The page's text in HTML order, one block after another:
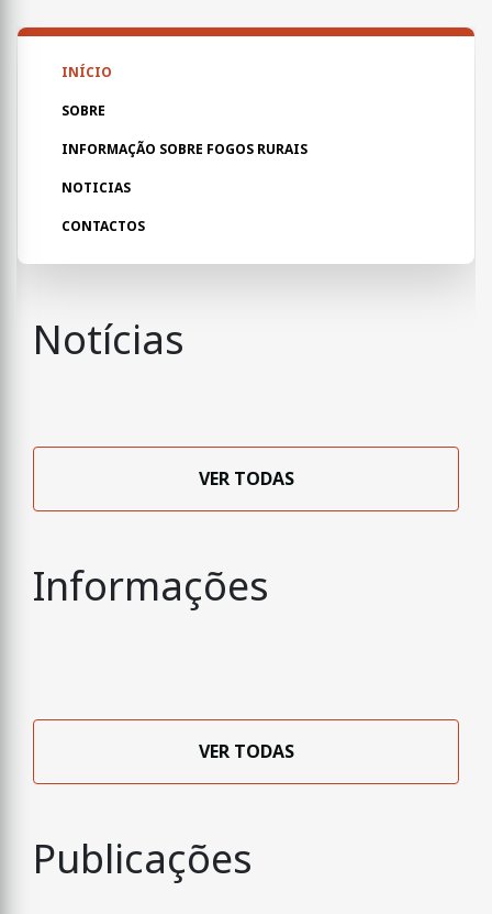
INÍCIO
SOBRE
INFORMAÇÃO SOBRE FOGOS RURAIS
NOTICIAS
CONTACTOS
Notícias
VER TODAS
Informações
VER TODAS
Publicações